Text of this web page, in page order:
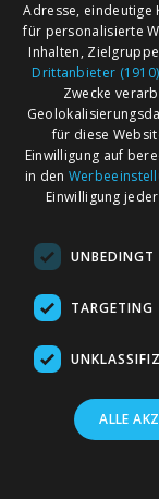
AGB
Impressum
Kontakt
Adresse, eindeutige
für personalisierte
Inhalten,
Drittanbieter (1910)
Zwecke
für diese
Einwilligung auf
in den
Einwilligung
UNBEDINGT
TARGETING
ALLE